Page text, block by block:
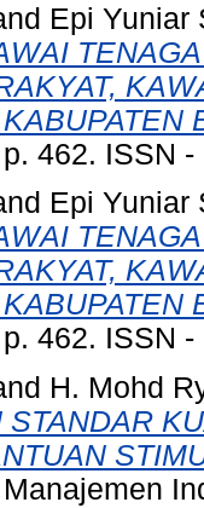
Epi Yuniar
462. ISSN -
Epi Yuniar
462. ISSN -
H. Mohd